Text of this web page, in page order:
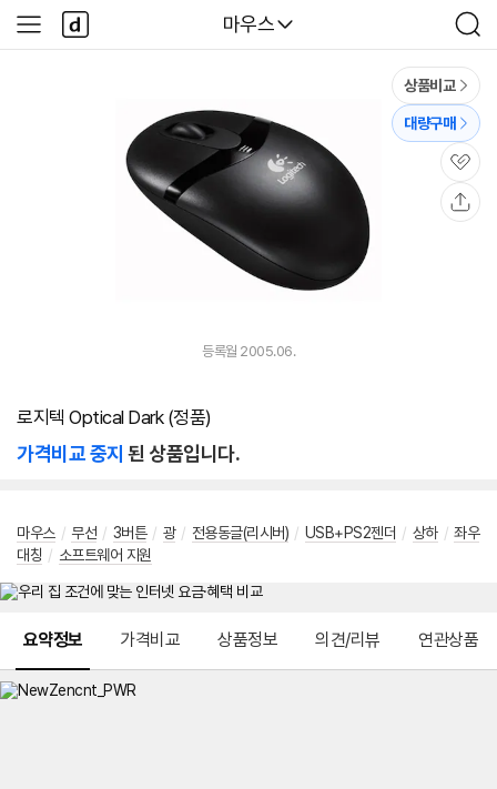
다나와
마우스
검
색
사
이
다
나
와
상품비교
대량구매
관
심
등록월 2005.06.
로지텍 Optical Dark (정품)
가격비교 중지 된 상품입니다.
마우스 / 무선 / 3버튼 / 광 / 전용동글(리시버) / USB+PS2젠더 / 상하 / 좌우
대칭 / 소프트웨어 지원
요약정보 가격비교 상품정보 의견/리뷰 연관상품